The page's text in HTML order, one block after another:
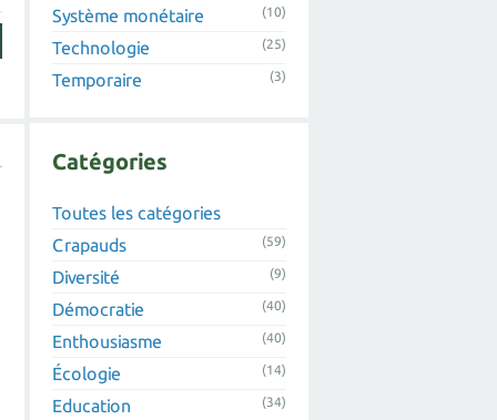
Système monétaire (10)
Technologie (25)
Temporaire (3)
Catégories
Toutes les catégories
Crapauds
(59)
Diversité (9)
Démocratie (40)
Enthousiasme (40)
Écologie (14)
Education (34)